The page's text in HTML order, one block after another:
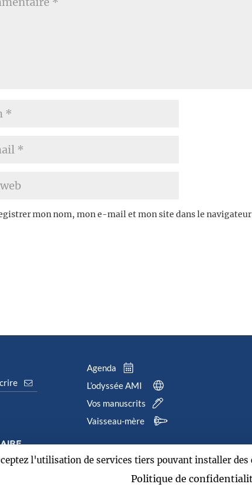
mon nom, mon e-mail et mon site dans le
Agenda
L’odyssée AMI
Vos manuscrits
Vaisseau-mère
l'utilisation de services tiers pouvant installer des
Politique de